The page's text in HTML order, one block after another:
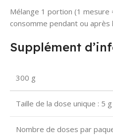
Mélange 1 portion (1 mesure
consomme pendant ou après
Supplément
300 g
Taille de la dose unique : 5 g
Nombre de doses par